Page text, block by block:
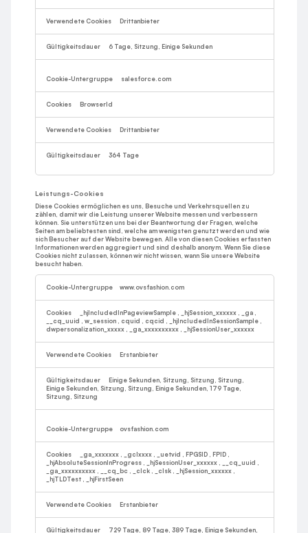
Drittanbieter
6 Tage, Sitzung, Einige Sekunden
salesforce.com
BrowserId
Drittanbieter
364 Tage
Leistungs-Cookies
Diese Cookies ermöglichen es uns, Besuche und Verkehrsquellen zu
zählen, damit wir die Leistung unserer Website messen und verbessern
können. Sie unterstützen uns bei der Beantwortung der Fragen, welche
Seiten am beliebtesten sind, welche am wenigsten genutzt werden und wie
sich Besucher auf der Website bewegen. Alle von diesen Cookies erfassten
Informationen werden aggregiert und sind deshalb anonym. Wenn Sie diese
Cookies nicht zulassen, können wir nicht wissen, wann Sie unsere Website
besucht haben.
Leistungs-
Cookies
www.ovsfashion.com
_hjIncludedInPageviewSample _hjSession_xxxxxx _ga
__cq_uuid
,w_session cquid cqcid _hjIncludedInSessionSample
dwpersonalization_xxxxx
_ga_xxxxxxxxxx _hjSessionUser_xxxxxx
Erstanbieter
Einige Sekunden, Sitzung, Sitzung, Sitzung,
Einige Sekunden, Sitzung, Sitzung, Einige Sekunden, 179 Tage,
Sitzung, Sitzung
ovsfashion.com
_ga_xxxxxxx _gclxxxx _uetvid FPGSID FPID
_hjAbsoluteSessionInProgress
_hjSessionUser_xxxxxx __cq_uuid
_ga_xxxxxxxxxx
__cq_bc _clck _clsk _hjSession_xxxxxx
_hjTLDTest
_hjFirstSeen
Erstanbieter
729 Tage, 89 Tage, 389 Tage, Einige Sekunden,